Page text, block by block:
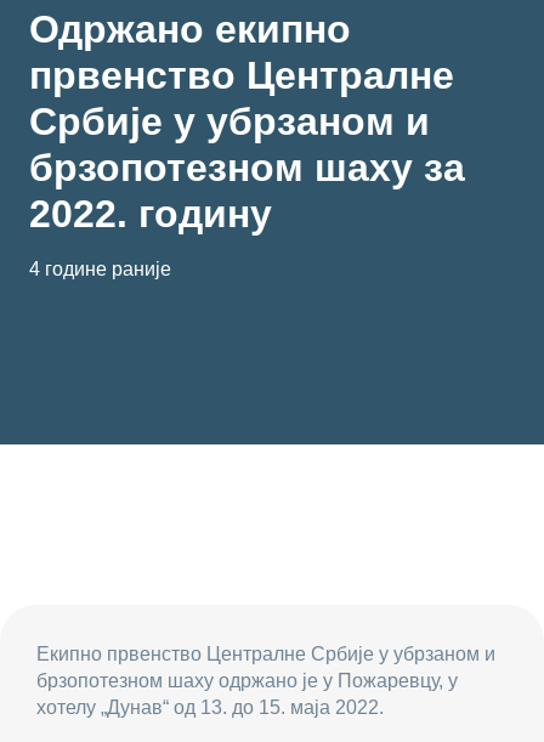
Одржано екипно
првенство Централне
Србије у убрзаном и
брзопотезном шаху за
2022. годину
4 године раније
Екипно првенство Централне Србије у убрзаном и
брзопотезном шаху одржано је у Пожаревцу, у
хотелу „Дунав“ од 13. до 15. маја 2022.